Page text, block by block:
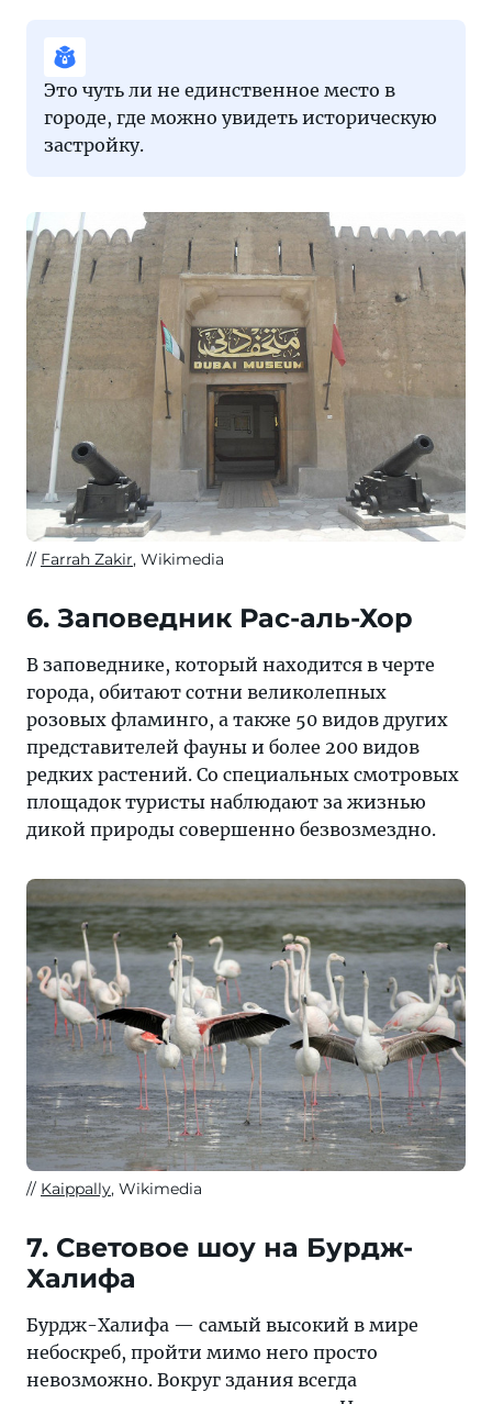
Это чуть ли не единственное место в
городе, где можно увидеть историческую
застройку.
Farrah Zakir, Wikimedia
6. Заповедник Рас-аль-Хор
В заповеднике, который находится в черте
города, обитают сотни великолепных
розовых фламинго, а также 50 видов других
представителей фауны и более 200 видов
редких растений. Со специальных смотровых
площадок туристы наблюдают за жизнью
дикой природы совершенно безвозмездно.
Kaippally, Wikimedia
7. Световое шоу на Бурдж-
Халифа
Бурдж-Халифа — самый высокий в мире
небоскреб, пройти мимо него просто
невозможно. Вокруг здания всегда